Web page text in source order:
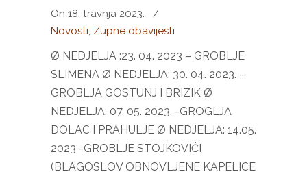
On 18. travnja 2023.
/
Novosti, Zupne obavijesti
Ø NEDJELJA :23. 04. 2023 – GROBLJE
SLIMENA Ø NEDJELJA: 30. 04. 2023. –
GROBLJA GOSTUNJ I BRIZIK Ø
NEDJELJA: 07. 05. 2023. -GROGLJA
DOLAC I PRAHULJE Ø NEDJELJA: 14.05.
2023 -GROBLJE STOJKOVIĆI
(BLAGOSLOV OBNOVLJENE KAPELICE